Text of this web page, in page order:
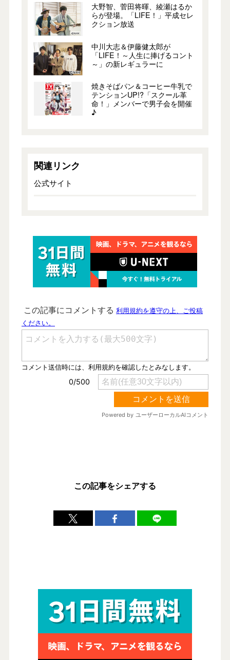
大野智、菅田将暉、綾瀬はるか
らが登場。「LIFE！」平成セレ
クション放送
中川大志＆伊藤健太郎が
「LIFE！～人生に捧げるコント
～」の新レギュラーに
焼きそばパン＆コーヒー牛乳で
テンションUP!?「スクール革
命！」メンバーで男子会を開催
♪
関連リンク
公式サイト
この記事をシェアする